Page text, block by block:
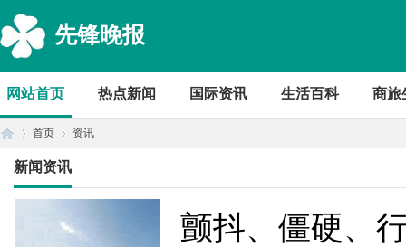
先锋晚报
网站首页 热点新闻 国际资讯 生活百科 商旅
首页 资讯
新闻资讯
颤抖、僵硬、